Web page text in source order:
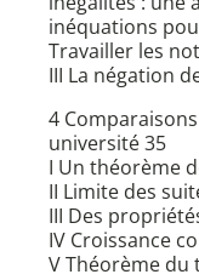
inéquations
Travailler les
III La négation
4
université 35
I Un théorème
II Limite des
III Des
IV Croissance
V Théorème du